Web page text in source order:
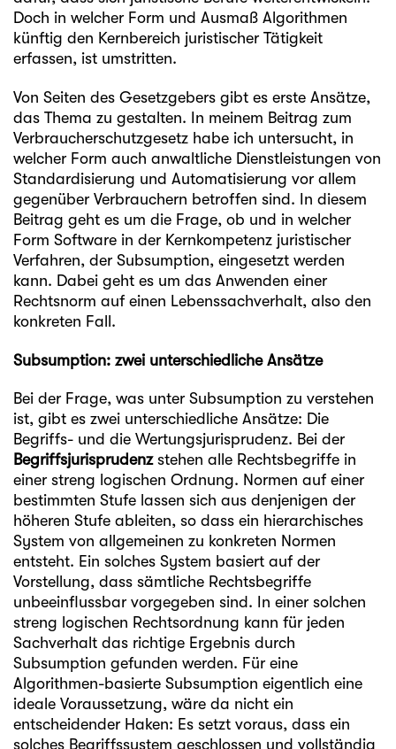
Doch in welcher Form und Ausmaß Algorithmen
künftig den Kernbereich juristischer Tätigkeit
erfassen, ist umstritten.
Von Seiten des Gesetzgebers gibt es erste Ansätze,
das Thema zu gestalten. In meinem Beitrag zum
Verbraucherschutzgesetz habe ich untersucht, in
welcher Form auch anwaltliche Dienstleistungen von
Standardisierung und Automatisierung vor allem
gegenüber Verbrauchern betroffen sind. In diesem
Beitrag geht es um die Frage, ob und in welcher
Form Software in der Kernkompetenz juristischer
Verfahren, der Subsumption, eingesetzt werden
kann. Dabei geht es um das Anwenden einer
Rechtsnorm auf einen Lebenssachverhalt, also den
konkreten Fall.
Subsumption: zwei unterschiedliche Ansätze
Bei der Frage, was unter Subsumption zu verstehen
ist, gibt es zwei unterschiedliche Ansätze: Die
Begriffs- und die Wertungsjurisprudenz. Bei der
Begriffsjurisprudenzstehen alle Rechtsbegriffe in
einer streng logischen Ordnung. Normen auf einer
bestimmten Stufe lassen sich aus denjenigen der
höheren Stufe ableiten, so dass ein hierarchisches
System von allgemeinen zu konkreten Normen
entsteht. Ein solches System basiert auf der
Vorstellung, dass sämtliche Rechtsbegriffe
unbeeinflussbar vorgegeben sind. In einer solchen
streng logischen Rechtsordnung kann für jeden
Sachverhalt das richtige Ergebnis durch
Subsumption gefunden werden. Für eine
Algorithmen-basierte Subsumption eigentlich eine
ideale Voraussetzung, wäre da nicht ein
entscheidender Haken: Es setzt voraus, dass ein
solches Begriffssystem geschlossen und vollständig